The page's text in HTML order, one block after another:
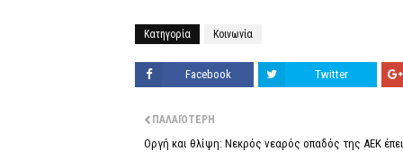
Κατηγορία Κοινωνία
Facebook Twitter
ΠΑΛΑΙΌΤΕΡΗ
Οργή και θλίψη: Νεκρός νεαρός οπαδός της ΑΕΚ